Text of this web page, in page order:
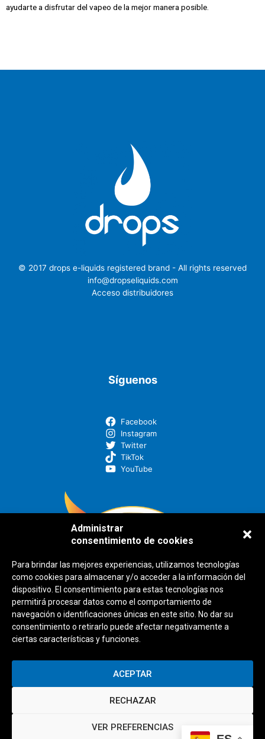
Administrar
consentimiento de cookies
Para brindar las mejores experiencias, utilizamos tecnologías
como cookies para almacenar y/o acceder a la información del
dispositivo. El consentimiento para estas tecnologías nos
permitirá procesar datos como el comportamiento de
navegación o identificaciones únicas en este sitio. No dar su
consentimiento o retirarlo puede afectar negativamente a
ciertas características y funciones.
ACEPTAR
RECHAZAR
VER PREFERENCIAS
ayudarte a disfrutar del vapeo de la mejor manera posible.
© 2017 drops e-liquids registered brand - All rights reserved
info@dropseliquids.com
Acceso distribuidores
Síguenos
Facebook
Instagram
Twitter
TikTok
YouTube
AVISO LEGAL
POLÍTICAS DE COOKIES